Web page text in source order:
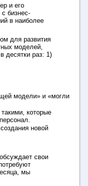
и его
бизнес-
в наиболее
для развития
моделей,
десятки раз: 1)
модели» и «могли
которые
новой
свои
мы